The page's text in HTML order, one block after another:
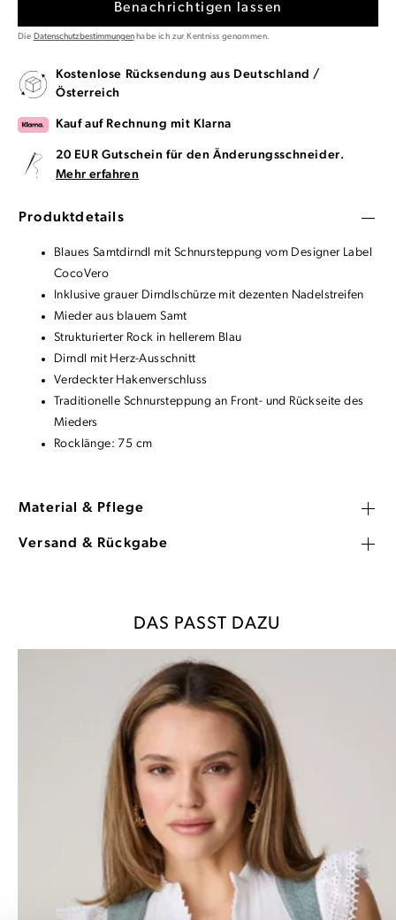
Benachrichtigen lassen
Die Datenschutzbestimmungenhabe ich zur Kentniss genommen.
Kostenlose Rücksendung aus Deutschland /
Österreich
Kauf auf Rechnung mit Klarna
20 EUR Gutschein für den Änderungsschneider.
Mehr erfahren
Produktdetails
Blaues Samtdirndl mit Schnursteppung vom Designer Label
CocoVero
Inklusive grauer Dirndlschürze mit dezenten Nadelstreifen
Mieder aus blauem Samt
Strukturierter Rock in hellerem Blau
Dirndl mit Herz-Ausschnitt
Verdeckter Hakenverschluss
Traditionelle Schnursteppung an Front- und Rückseite des
Mieders
Rocklänge: 75 cm
Material & Pflege
Versand & Rückgabe
DAS PASST DAZU